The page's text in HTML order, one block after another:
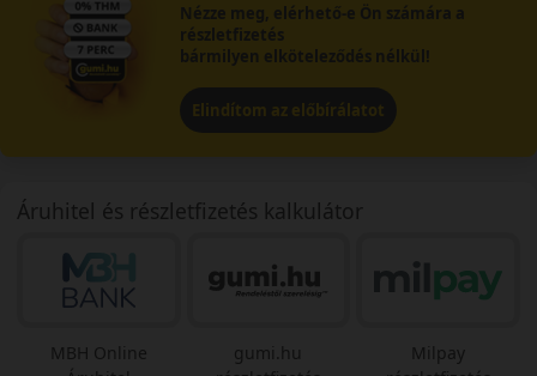
Nézze meg, elérhető-e Ön számára a
részletfizetés
bármilyen elköteleződés nélkül!
Elindítom az előbírálatot
Áruhitel és részletfizetés kalkulátor
MBH Online
gumi.hu
Milpay